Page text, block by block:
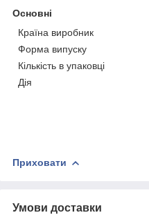
Основні
Країна виробник
Форма випуску
Кількість в упаковці
Дія
Приховати
Умови доставки